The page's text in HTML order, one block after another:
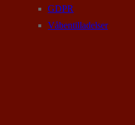
GDPR
Våbentilladelser